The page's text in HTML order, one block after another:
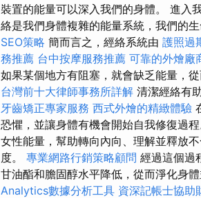
裝置的能量可以深入我們的身體。 進入
絡是我們身體複雜的能量系統，我們的
SEO策略 簡而言之，經絡系統由 護照過
務推薦 台中按摩服務推薦 可靠的外燴廠
如果某個地方有阻塞，就會缺乏能量，
台灣前十大律師事務所詳解 清潔經絡有
牙齒矯正專家服務 西式外燴的精緻體驗
恐懼，並讓身體有機會開始自我修復過程
女性能量，幫助轉向內向、理解並釋放
度。 專業網路行銷策略顧問 經過這個過
甘油酯和膽固醇水平降低，從而淨化身體
Analytics數據分析工具 資深記帳士協助